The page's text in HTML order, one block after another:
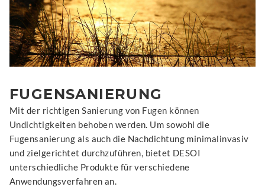
FUGENSANIERUNG
Mit der richtigen Sanierung von Fugen können
Undichtigkeiten behoben werden. Um sowohl die
Fugensanierung als auch die Nachdichtung minimalinvasiv
und zielgerichtet durchzuführen, bietet DESOI
unterschiedliche Produkte für verschiedene
Anwendungsverfahren an.